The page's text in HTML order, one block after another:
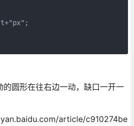
圆形在往右边一动，缺口一开一
article/c910274be